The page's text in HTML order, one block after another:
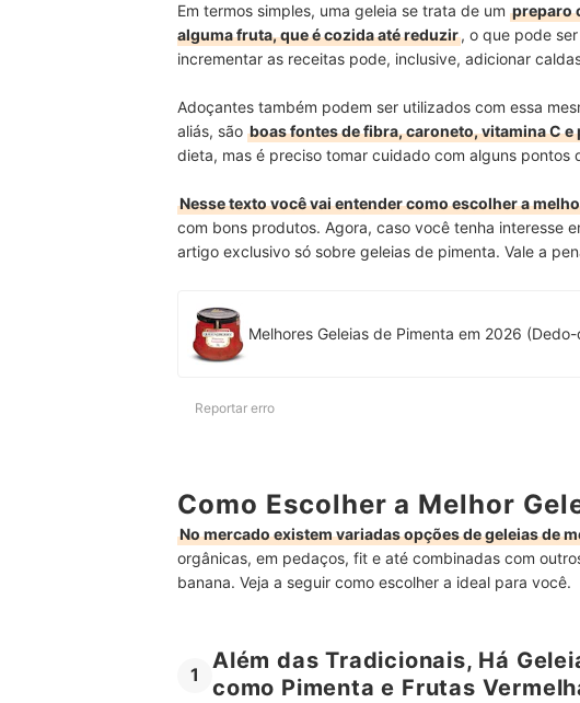
Em termos simples, uma geleia se trata de um preparo
alguma fruta, que é cozida até reduzir, o que pode
incrementar as receitas pode, inclusive, adicionar
Adoçantes também podem ser utilizados com essa
aliás, são boas fontes de fibra, caroneto, vitamina C e
dieta, mas é preciso tomar cuidado com alguns pontos
Nesse texto você vai entender como escolher a
com bons produtos. Agora, caso você tenha interesse
artigo exclusivo só sobre geleias de pimenta. Vale a
Melhores Geleias de Pimenta em 2026
Reportar erro
Como Escolher a Melhor
No mercado existem variadas opções de geleias de
orgânicas, em pedaços, fit e até combinadas com
banana. Veja a seguir como escolher a ideal para você.
1
Além das Tradicionais, Há
como Pimenta e Frutas